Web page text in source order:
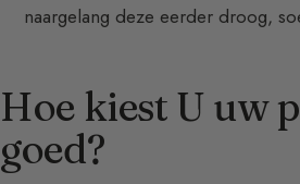
naargelang deze eerder droog,
Hoe kiest U uw
goed?